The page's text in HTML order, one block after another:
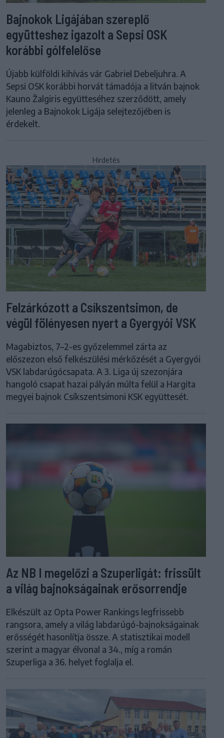
Bajnokok Ligájában szereplő
együtteshez igazolt a Sepsi OSK
korábbi gólfelelőse
Újabb külföldi kihívás vár Gabriel Debeljuhra. A
Sepsi OSK korábbi horvát támadója a litván bajnok
Kauno Žalgiris együtteséhez szerződött, amely
jelenleg a Bajnokok Ligája selejtezőjében is
érdekelt.
Hirdetés
Felzárkózott a Csíkszentsimon, de
végül fölényesen nyert a Gyergyói VSK
Magabiztos, 7–2-es győzelemmel zárta az
előszezon első felkészülési mérkőzését a Gyergyói
VSK labdarúgócsapata. A 3. Liga új szezonjára
hangoló csapat hazai pályán múlta felül a Hargita
megyei bajnok Csíkszentsimoni KSK együttesét.
Az NB I megelőzi a Szuperligát: frissült
a világ bajnokságainak erősorrendje
Elkészült az Opta Power Rankings legfrissebb
rangsora, amely a világ labdarúgó-bajnokságainak
erősségét hasonlítja össze. A statisztikai modell
szerint a magyar élvonal a 34., míg a román
Szuperliga a 36. helyet foglalja el.